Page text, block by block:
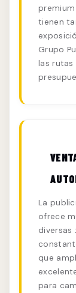
tienen
Grupo
las
La
ofrece
diversas
que
para